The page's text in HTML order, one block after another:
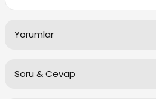
Yorumlar
Soru & Cevap